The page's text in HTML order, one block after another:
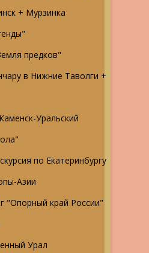
+ Мурзинка
предков"
в Нижние Таволги +
Уральский
по Екатеринбургу
Азии
"Опорный край России"
Урал